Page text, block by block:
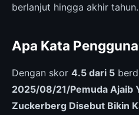
berlanjut hingga akhir tahun.
Apa Kata
Dengan skor 4.5 dari 5
2025/08/21/Pemuda Ajaib
Zuckerberg Disebut Bikin